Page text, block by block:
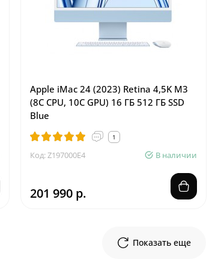
Apple iMac 24 (2023) Retina 4,5K M3
(8C CPU, 10C GPU) 16 ГБ 512 ГБ SSD
Blue
1
Код: Z197000E4 В наличии
201 990 р.
Показать еще